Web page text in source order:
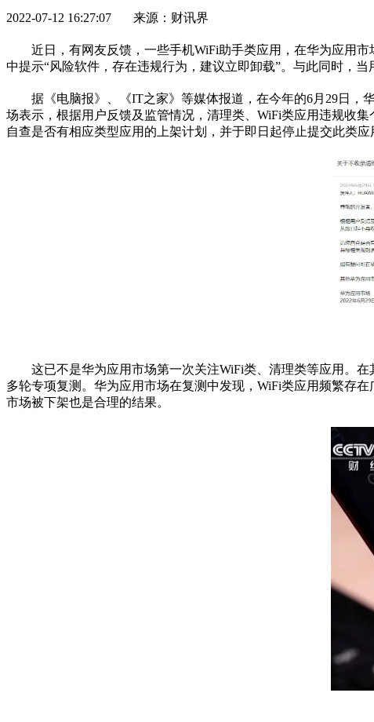
2022-07-12 16:27:07 来源：财讯界
近 日，有网友反馈，一些手机WiFi助手类应用，在华为应用
中提示“风险软件，存在违规行为，建议立即卸载”。与此同时，当
据《电脑报》、《IT之家》等媒体报道，在今年的6月29日，
场表示，根据用户反馈及监管情况，清理类、WiFi类应用违规收集
自查是否有相应类型应用的上架计划，并于即日起停止提交此类应
这已不是华为应用市场第一次关注WiFi类、清理类等应用。
多轮专项复测。华为应用市场在复测中发现，WiFi类应用频繁存
市场被下架也是合理的结果。